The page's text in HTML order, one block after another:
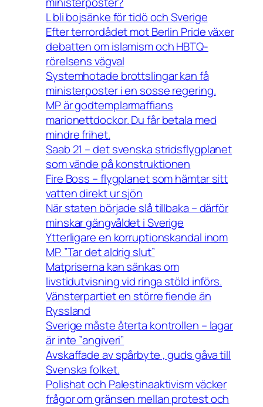
L bli bojsänke för tidö och Sverige
Efter terrordådet mot Berlin Pride växer
debatten om islamism och HBTQ-
rörelsens vägval
Systemhotade brottslingar kan få
ministerposter i en sosse regering.
MP är godtemplarmaffians
marionettdockor. Du får betala med
mindre frihet.
Saab 21 – det svenska stridsflygplanet
som vände på konstruktionen
Fire Boss – flygplanet som hämtar sitt
vatten direkt ur sjön
När staten började slå tillbaka – därför
minskar gängvåldet i Sverige
Ytterligare en korruptionskandal inom
MP. ”Tar det aldrig slut”
Matpriserna kan sänkas om
livstidutvisning vid ringa stöld införs.
Vänsterpartiet en större fiende än
Ryssland
Sverige måste återta kontrollen – lagar
är inte ”angiveri”
Avskaffade av spårbyte , guds gåva till
Svenska folket.
Polishat och Palestinaaktivism väcker
frågor om gränsen mellan protest och